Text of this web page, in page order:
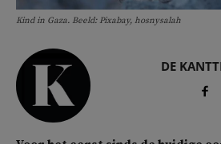
Kind in Gaza. Beeld: Pixabay, hosnysalah
DE